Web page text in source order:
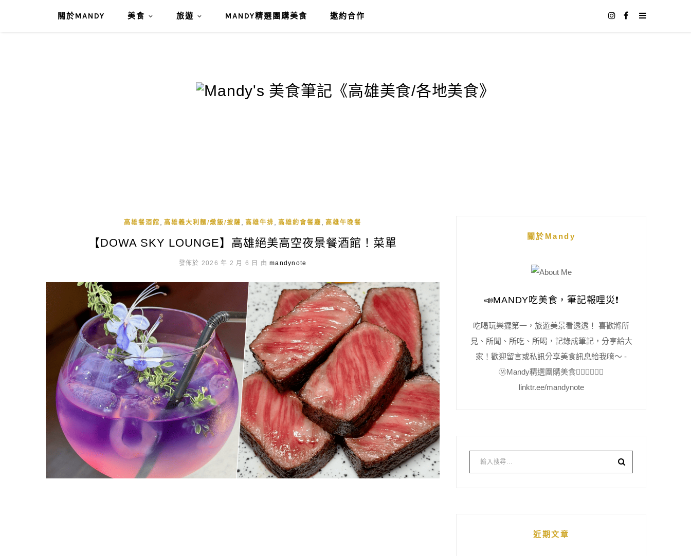
關於MANDY 美食 旅遊 MANDY精選團購美食 邀約合作
高雄餐酒館 高雄義大利麵/燉飯/披薩 高雄牛排 高雄約會餐廳 高雄午晚餐
【DOWA SKY LOUNGE】高雄絕美高空夜景餐酒館！菜單
發佈於 2026 年 2 月 6 日 由 mandynote
關於Mandy
📣MANDY吃美食，筆記報哩災❗️
吃喝玩樂擺第一，旅遊美景看透透！ 喜歡將所
見、所聞、所吃、所喝，記錄成筆記，分享給大
家！歡迎留言或私訊分享美食訊息給我唷～ -
Ⓜ️Mandy精選團購美食👇🏻👇🏻👇🏻
linktr.ee/mandynote
近期文章